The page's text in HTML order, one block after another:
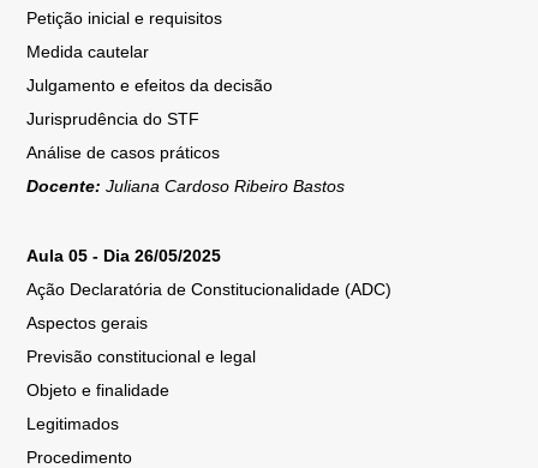
Petição inicial e requisitos
Medida cautelar
Julgamento e efeitos da decisão
Jurisprudência do STF
Análise de casos práticos
Docente:Juliana Cardoso Ribeiro Bastos
Aula 05 - Dia 26/05/2025
Ação Declaratória de Constitucionalidade (ADC)
Aspectos gerais
Previsão constitucional e legal
Objeto e finalidade
Legitimados
Procedimento